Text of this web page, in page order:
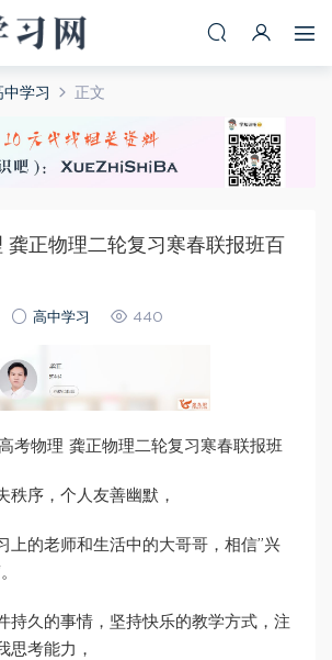
中学习 正文
龚正物理二轮复习寒春联报班百
高中学习 440
考物理 龚正物理二轮复习寒春联报班
秩序，个人友善幽默，
上的老师和生活中的大哥哥，相信”兴
持久的事情，坚持快乐的教学方式，注
思考能力，